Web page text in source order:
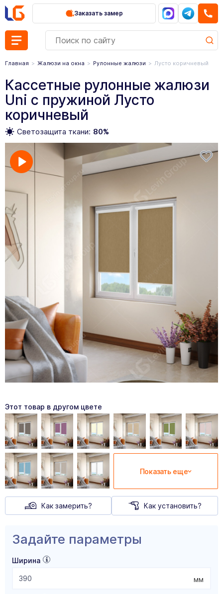
Заказать замер
Главная Жалюзи на окна Рулонные жалюзи Лусто коричневый
Кассетные рулонные жалюзи
Uni с пружиной Лусто
коричневый
Светозащита ткани: 80%
Этот товар в другом цвете
Показать еще
Как замерить? Как установить?
Задайте параметры
Ширина
мм